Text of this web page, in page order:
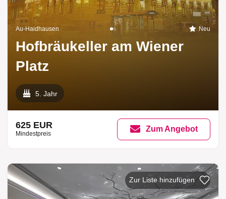
Au-Haidhausen Neu
Hofbräukeller am Wiener
Platz
5. Jahr
625 EUR
Mindestpreis
Zum Angebot
Zur Liste